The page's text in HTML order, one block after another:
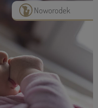
Noworodek